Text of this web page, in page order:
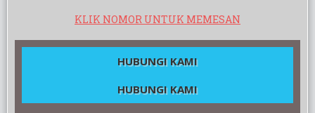
KLIK NOMOR UNTUK MEMESAN
HUBUNGI KAMI
HUBUNGI KAMI